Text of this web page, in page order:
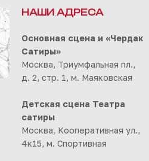
НАШИ АДРЕСА
Основная сцена и «Чердак
Сатиры»
Москва, Триумфальная пл.,
д. 2, стр. 1, м. Маяковская
Детская сцена Театра
сатиры
Москва, Кооперативная ул.,
4к15, м. Спортивная